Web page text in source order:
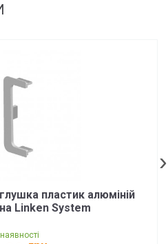
пластик алюміній
Linken System